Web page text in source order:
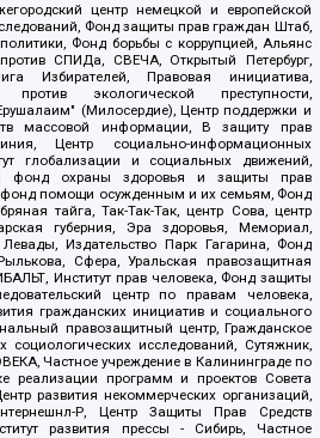
центр немецкой и европейской
Фонд защиты прав граждан Штаб,
Фонд борьбы с коррупцией, Альянс
СПИДа, СВЕЧА, Открытый Петербург,
Избирателей, Правовая инициатива,
экологической преступности,
(Милосердие), Центр поддержки и
массовой информации, В защиту прав
Центр социально-информационных
глобализации и социальных движений,
фонд охраны здоровья и защиты прав
фонд помощи осужденным и их семьям, Фонд
тайга, Так-Так-Так, центр Сова, центр
губерния, Эра здоровья, Мемориал,
Издательство Парк Гагарина, Фонд
Сфера, Уральская правозащитная
Институт прав человека, Фонд защиты
центр по правам человека,
гражданских инициатив и социального
правозащитный центр, Гражданское
социологических исследований, Сутяжник,
Частное учреждение в Калининграде по
реализации программ и проектов Совета
развития некоммерческих организаций,
Р, Центр Защиты Прав Средств
развития прессы - Сибирь, Частное